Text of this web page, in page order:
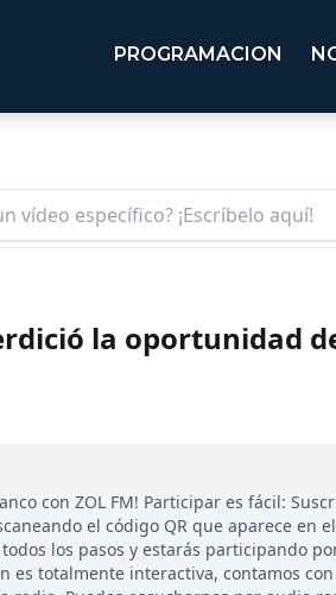
PROGRAMACION
la oportunidad
con ZOL FM! Participar es fácil:
el código QR que aparece en
los pasos y estarás participando
es totalmente interactiva, contamos